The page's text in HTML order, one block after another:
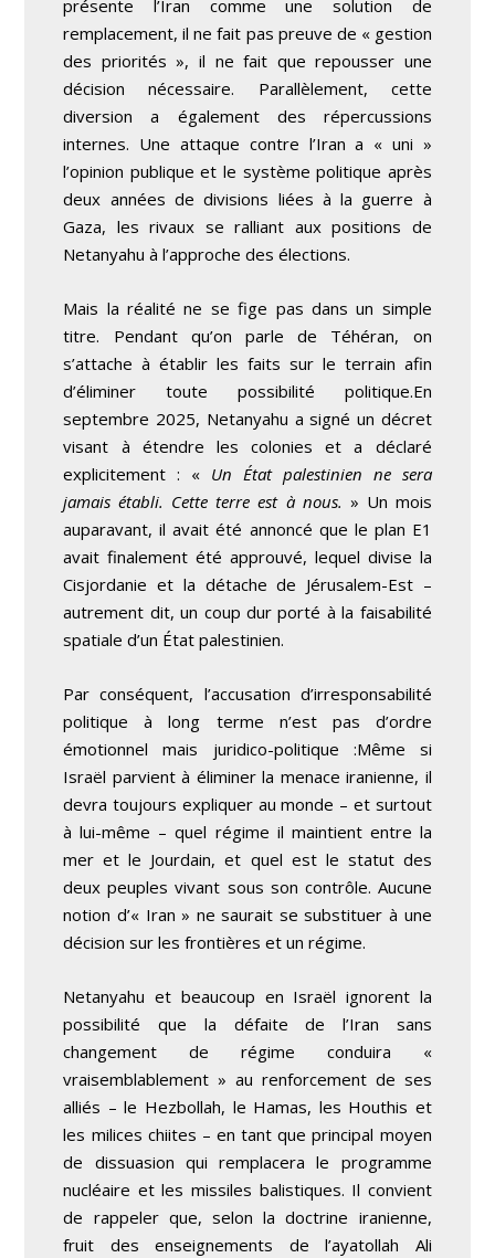
présente l’Iran comme une solution de
remplacement, il ne fait pas preuve de « gestion
des priorités », il ne fait que repousser une
décision nécessaire. Parallèlement, cette
diversion a également des répercussions
internes. Une attaque contre l’Iran a « uni »
l’opinion publique et le système politique après
deux années de divisions liées à la guerre à
Gaza, les rivaux se ralliant aux positions de
Netanyahu à l’approche des élections.
Mais la réalité ne se fige pas dans un simple
titre. Pendant qu’on parle de Téhéran, on
s’attache à établir les faits sur le terrain afin
d’éliminer toute possibilité politique.En
septembre 2025, Netanyahu a signé un décret
visant à étendre les colonies et a déclaré
explicitement : « Un État palestinien ne sera
jamais établi. Cette terre est à nous. » Un mois
auparavant, il avait été annoncé que le plan E1
avait finalement été approuvé, lequel divise la
Cisjordanie et la détachede Jérusalem-Est –
autrement dit, un coup dur porté à la faisabilité
spatiale d’un État palestinien.
Par conséquent, l’accusation d’irresponsabilité
politique à long terme n’est pas d’ordre
émotionnel mais juridico-politique :Même si
Israël parvient à éliminer la menace iranienne, il
devra toujours expliquer au monde – et surtout
à lui-même – quel régime il maintient entre la
mer et le Jourdain, et quel est le statut des
deux peuples vivant sous son contrôle. Aucune
notion d’« Iran » ne saurait se substituer à une
décision sur les frontières et un régime.
Netanyahu et beaucoup en Israël ignorent la
possibilité que la défaite de l’Iran sans
changement de régime conduira «
vraisemblablement » au renforcement de ses
alliés – le Hezbollah, le Hamas, les Houthis et
les milices chiites – en tant que principal moyen
de dissuasion qui remplacera le programme
nucléaire et les missiles balistiques. Il convient
de rappeler que, selon la doctrine iranienne,
fruit des enseignements de l’ayatollah Ali